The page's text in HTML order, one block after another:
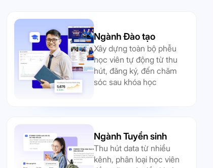
Ngành Đào tạo
Xây dựng toàn bộ phễu
học viên tự động từ thu
hút, đăng ký, đến chăm
sóc sau khóa học
Ngành Tuyển sinh
Thu hút data từ nhiều
kênh, phân loại học viên